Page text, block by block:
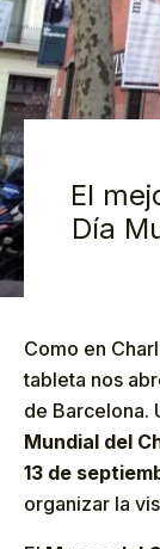
El
Día
Como en
tableta nos
de Barcelona.
Mundial del
13 de
organizar la